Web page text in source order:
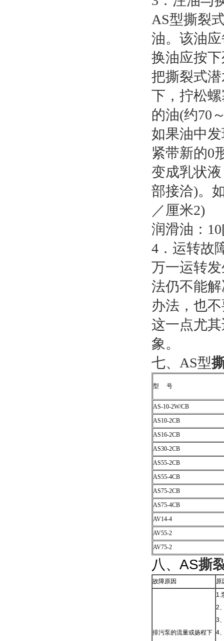
AS型撕裂
油。该油
换油应按
把撕裂式
下，拧松
的油(约70
如果油中
紧带新的0
变成乳状
部接洽)。
／厘米2)
润滑油：
4．运转故
万一运转
法仍不能
办法，也
这一点尤
象。
七、AS型
型 号
AS-10-2W/CB
AS10-2CB
AS16-2CB
AS30-2CB
AS55-2CB
AS55-4CB
AS75-2CB
AS75-4CB
AV14-4
AV55-2
AV75-2
八、AS撕
故障原因 原
排污泵的流量或扬程下
1.
2
3
4